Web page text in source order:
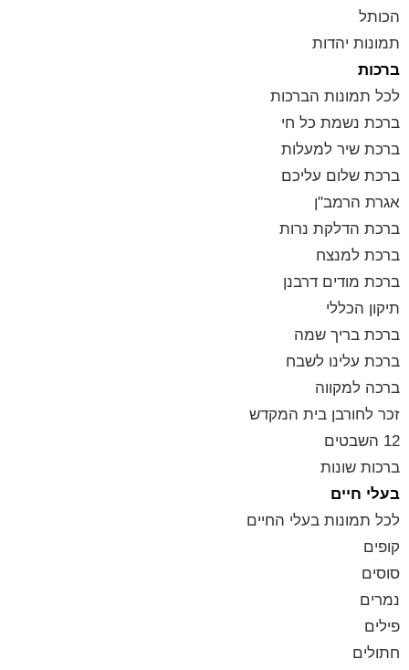
הכותל
תמונות יהדות
ברכות
לכל תמונות הברכות
ברכת נשמת כל חי
ברכת שיר למעלות
ברכת שלום עליכם
אגרת הרמב"ן
ברכת הדלקת נרות
ברכת למנצח
ברכת מודים דרבנן
תיקון הכללי
ברכת בריך שמה
ברכת עלינו לשבח
ברכה למקווה
זכר לחורבן בית המקדש
12 השבטים
ברכות שונות
בעלי חיים
לכל תמונות בעלי החיים
קופים
סוסים
נמרים
פילים
חתולים